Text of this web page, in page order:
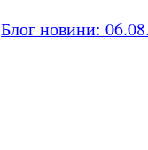
Блог новини: